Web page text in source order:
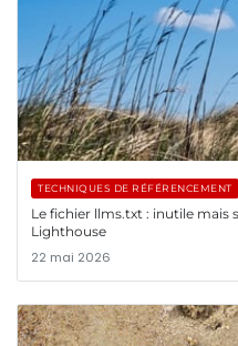
TECHNIQUES DE RÉFÉRENCEMENT
Le fichier llms.txt : inutile
Lighthouse
22 mai 2026